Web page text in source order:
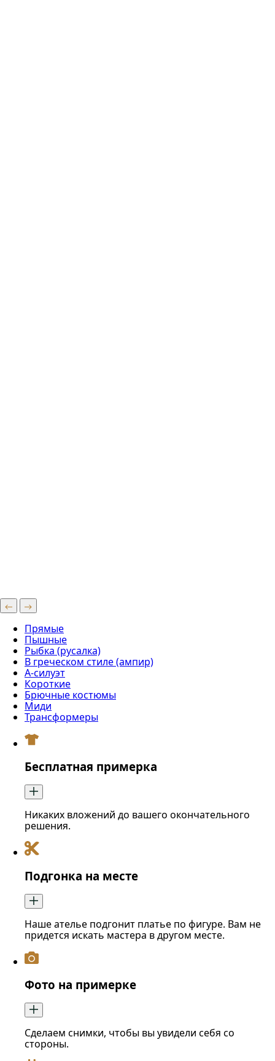
Прямые
Пышные
Рыбка (русалка)
В греческом стиле (ампир)
А-силуэт
Короткие
Брючные костюмы
Миди
Трансформеры
Бесплатная примерка
Никаких вложений до вашего окончательного
решения.
Подгонка на месте
Наше ателье подгонит платье по фигуре. Вам не
придется искать мастера в другом месте.
Фото на примерке
Сделаем снимки, чтобы вы увидели себя со
стороны.